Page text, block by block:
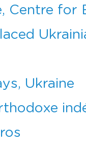
Centre for
Ukraine